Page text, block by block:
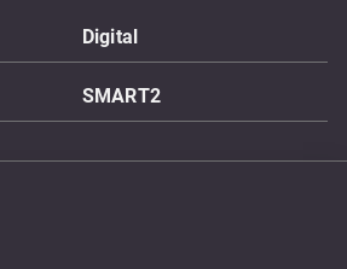
Digital
SMART2